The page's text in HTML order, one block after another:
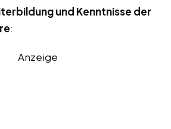
und Kenntnisse der
:
Anzeige